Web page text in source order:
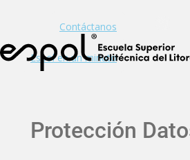
Contáctanos
Espol en un minuto
Protección